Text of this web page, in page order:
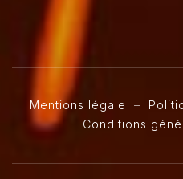
Mentions légale –
Conditions